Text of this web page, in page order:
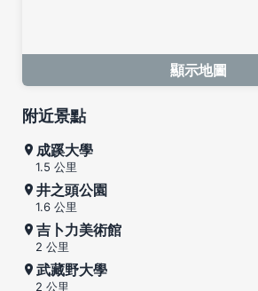
顯示地圖
附近景點
成蹊大學
1.5 公里
井之頭公園
1.6 公里
吉卜力美術館
2 公里
武藏野大學
2 公里